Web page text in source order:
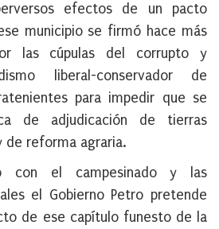
efectos de un pacto
municipio se firmó hace más
las cúpulas del corrupto y
liberal-conservador de
para impedir que se
de adjudicación de tierras
de reforma agraria.
con el campesinado y las
el Gobierno Petro pretende
de ese capítulo funesto de la